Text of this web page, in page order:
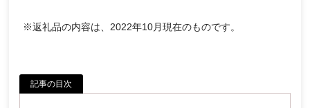
※返礼品の内容は、2022年10月現在のものです。
記事の目次